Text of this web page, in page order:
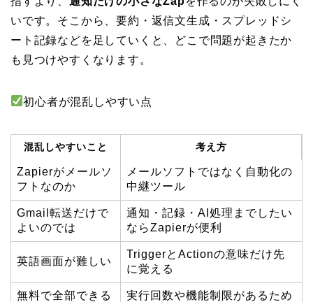
いです。そこから、要約・返信文生成・スプレッドシ
ート記録などを足していくと、どこで問題が起きたか
も見つけやすくなります。
初心者が混乱しやすい点
混乱しやすいこと 考え方
Zapierがメールソ
フトなのか
メールソフトではなく自動化の
中継ツール
Gmail転送だけで
よいのでは
通知・記録・AI処理までしたい
ならZapierが便利
英語画面が難しい
TriggerとActionの意味だけ先
に覚える
無料で全部できる
実行回数や機能制限があるため